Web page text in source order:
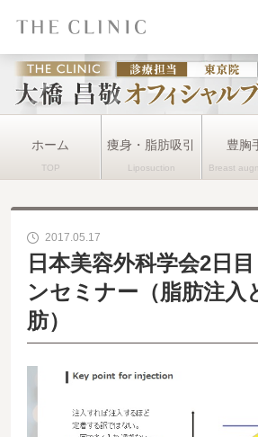
ホーム 痩身・脂肪吸引 豊胸
2017.05.17
日本美容外科学会2日
ンセミナー（脂肪注入
肪）